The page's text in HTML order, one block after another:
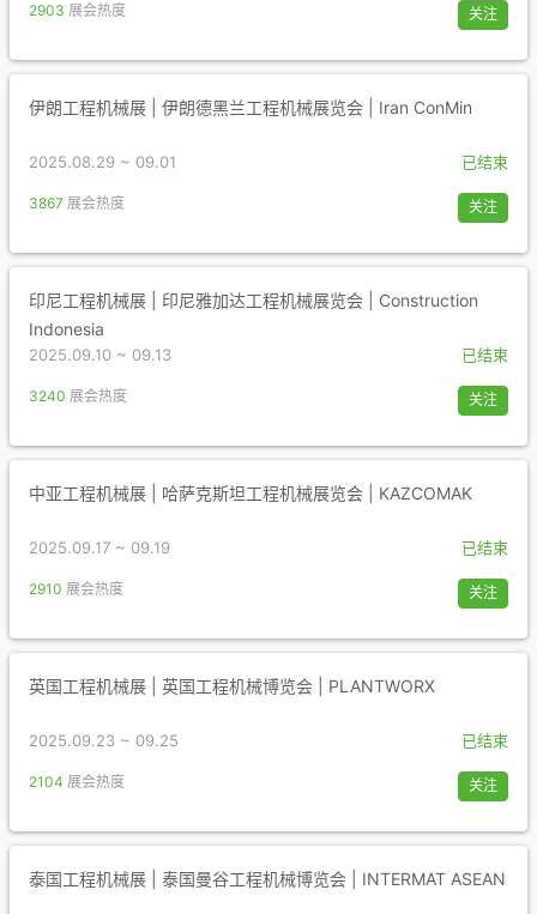
2903 展会热度 关注
伊朗工程机械展 | 伊朗德黑兰工程机械展览会 | Iran ConMin
2025.08.29 ~ 09.01 已结束
3867 展会热度 关注
印尼工程机械展 | 印尼雅加达工程机械展览会 | Construction
Indonesia
2025.09.10 ~ 09.13 已结束
3240 展会热度 关注
中亚工程机械展 | 哈萨克斯坦工程机械展览会 | KAZCOMAK
2025.09.17 ~ 09.19 已结束
2910 展会热度 关注
英国工程机械展 | 英国工程机械博览会 | PLANTWORX
2025.09.23 ~ 09.25 已结束
2104 展会热度 关注
泰国工程机械展 | 泰国曼谷工程机械博览会 | INTERMAT ASEAN